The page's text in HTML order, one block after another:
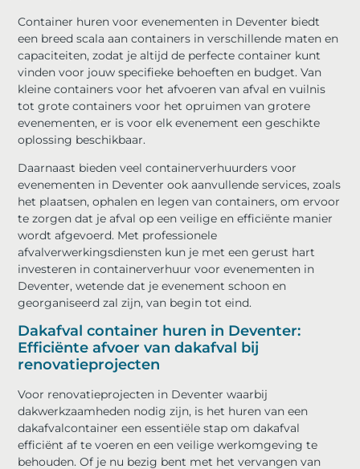
Container huren voor evenementen in Deventer biedt
een breed scala aan containers in verschillende maten en
capaciteiten, zodat je altijd de perfecte container kunt
vinden voor jouw specifieke behoeften en budget. Van
kleine containers voor het afvoeren van afval en vuilnis
tot grote containers voor het opruimen van grotere
evenementen, er is voor elk evenement een geschikte
oplossing beschikbaar.
Daarnaast bieden veel containerverhuurders voor
evenementen in Deventer ook aanvullende services, zoals
het plaatsen, ophalen en legen van containers, om ervoor
te zorgen dat je afval op een veilige en efficiënte manier
wordt afgevoerd. Met professionele
afvalverwerkingsdiensten kun je met een gerust hart
investeren in containerverhuur voor evenementen in
Deventer, wetende dat je evenement schoon en
georganiseerd zal zijn, van begin tot eind.
Dakafval container huren in Deventer:
Efficiënte afvoer van dakafval bij
renovatieprojecten
Voor renovatieprojecten in Deventer waarbij
dakwerkzaamheden nodig zijn, is het huren van een
dakafvalcontainer een essentiële stap om dakafval
efficiënt af te voeren en een veilige werkomgeving te
behouden. Of je nu bezig bent met het vervangen van